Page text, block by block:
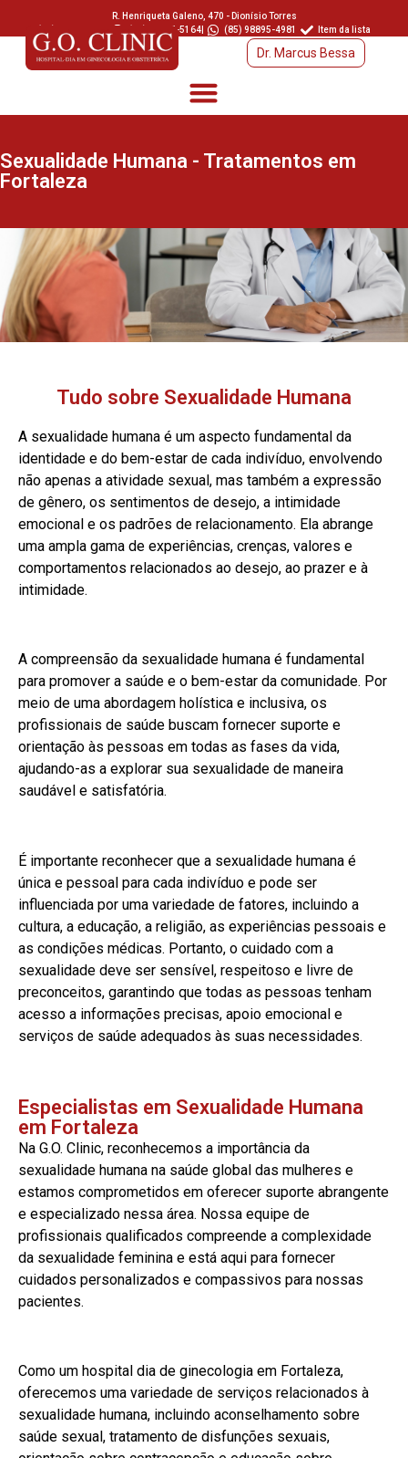
R. Henriqueta Galeno, 470 - Dionísio Torres
(85) 98895-5164| (85) 98895-4981 Item da lista
Dr. Marcus Bessa
Sexualidade Humana - Tratamentos em
Fortaleza
Tudo sobre Sexualidade Humana
A sexualidade humana é um aspecto fundamental da
identidade e do bem-estar de cada indivíduo, envolvendo
não apenas a atividade sexual, mas também a expressão
de gênero, os sentimentos de desejo, a intimidade
emocional e os padrões de relacionamento. Ela abrange
uma ampla gama de experiências, crenças, valores e
comportamentos relacionados ao desejo, ao prazer e à
intimidade.
A compreensão da sexualidade humana é fundamental
para promover a saúde e o bem-estar da comunidade. Por
meio de uma abordagem holística e inclusiva, os
profissionais de saúde buscam fornecer suporte e
orientação às pessoas em todas as fases da vida,
ajudando-as a explorar sua sexualidade de maneira
saudável e satisfatória.
É importante reconhecer que a sexualidade humana é
única e pessoal para cada indivíduo e pode ser
influenciada por uma variedade de fatores, incluindo a
cultura, a educação, a religião, as experiências pessoais e
as condições médicas. Portanto, o cuidado com a
sexualidade deve ser sensível, respeitoso e livre de
preconceitos, garantindo que todas as pessoas tenham
acesso a informações precisas, apoio emocional e
serviços de saúde adequados às suas necessidades.
Especialistas em Sexualidade Humana
em Fortaleza
Na G.O. Clinic, reconhecemos a importância da
sexualidade humana na saúde global das mulheres e
estamos comprometidos em oferecer suporte abrangente
e especializado nessa área. Nossa equipe de
profissionais qualificados compreende a complexidade
da sexualidade feminina e está aqui para fornecer
cuidados personalizados e compassivos para nossas
pacientes.
Como um hospital dia de ginecologia em Fortaleza,
oferecemos uma variedade de serviços relacionados à
sexualidade humana, incluindo aconselhamento sobre
saúde sexual, tratamento de disfunções sexuais,